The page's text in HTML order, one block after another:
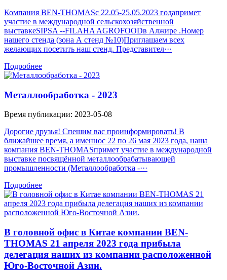
Компания BEN-THOMASс 22.05-25.05.2023 годапримет
участие в международной сельскохозяйственной
выставкеSIPSA --FILAHA AGROFOODв Алжире .Номер
нашего стенда (зона А стенд №10)Приглашаем всех
желающих посетить наш стенд. Представител···
Подробнее
Металлообработка - 2023
Время публикации: 2023-05-08
Дорогие друзья! Спешим вас проинформировать! В
ближайшее время, а именнос 22 по 26 мая 2023 года, наша
компания BEN-THOMASпримет участие в международной
выставке посвящённой металлообрабатывающей
промышленности (Металлообработка -···
Подробнее
В головной офис в Китае компании BEN-
THOMAS 21 апреля 2023 года прибыла
делегация наших из компании расположенной
Юго-Восточной Азии.